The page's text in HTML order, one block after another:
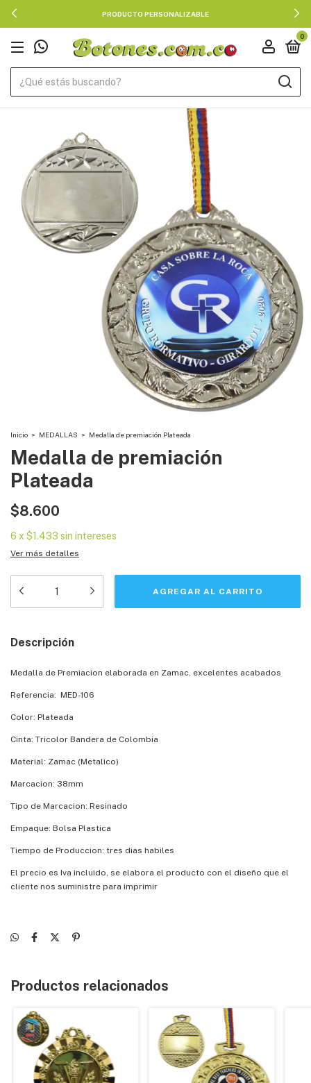
PRODUCTO PERSONALIZABLE
0
Inicio > MEDALLAS > Medalla de premiación Plateada
Medalla de premiación
Plateada
$8.600
6 x $1.433 sin intereses
Ver más detalles
Descripción
Medalla de Premiacion elaborada en Zamac, excelentes acabados
Referencia: MED-106
Color: Plateada
Cinta: Tricolor Bandera de Colombia
Material: Zamac (Metalico)
Marcacion: 38mm
Tipo de Marcacion: Resinado
Empaque: Bolsa Plastica
Tiempo de Produccion: tres dias habiles
El precio es Iva incluido, se elabora el producto con el diseño que el
cliente nos suministre para imprimir
Productos relacionados